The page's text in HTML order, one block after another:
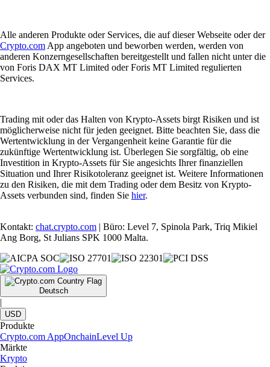
Alle anderen Produkte oder Services, die auf dieser Webseite oder der
Crypto.com App angeboten und beworben werden, werden von
anderen Konzerngesellschaften bereitgestellt und fallen nicht unter die
von Foris DAX MT Limited oder Foris MT Limited regulierten
Services.
Trading mit oder das Halten von Krypto-Assets birgt Risiken und ist
möglicherweise nicht für jeden geeignet. Bitte beachten Sie, dass die
Wertentwicklung in der Vergangenheit keine Garantie für die
zukünftige Wertentwicklung ist. Überlegen Sie sorgfältig, ob eine
Investition in Krypto-Assets für Sie angesichts Ihrer finanziellen
Situation und Ihrer Risikotoleranz geeignet ist. Weitere Informationen
zu den Risiken, die mit dem Trading oder dem Besitz von Krypto-
Assets verbunden sind, finden Sie hier.
Kontakt: chat.crypto.com | Büro: Level 7, Spinola Park, Triq Mikiel
Ang Borg, St Julians SPK 1000 Malta.
Deutsch
|
USD
Produkte
Crypto.com AppOnchainLevel Up
Märkte
Krypto